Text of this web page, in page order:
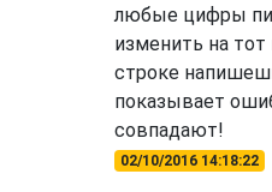
любые цифры
изменить на
строке
показывает
совпадают!
02/10/2016 14:18:22